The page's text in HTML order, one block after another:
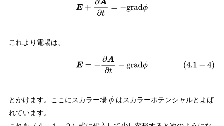
E +∂A∂ =− gradϕ
これより電場は、
(4.1− E=−∂ −gradϕ
とかけます。ここにスカラー場 ϕはスカラーポテンシャルとよば
れています。